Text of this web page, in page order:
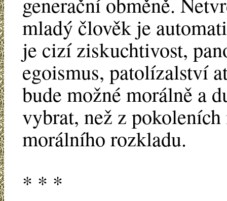
mladý člověk je
je cizí ziskuchtivost,
egoismus, patolízalství
bude možné morálně a
vybrat, než z
morálního rozkladu.
* * *